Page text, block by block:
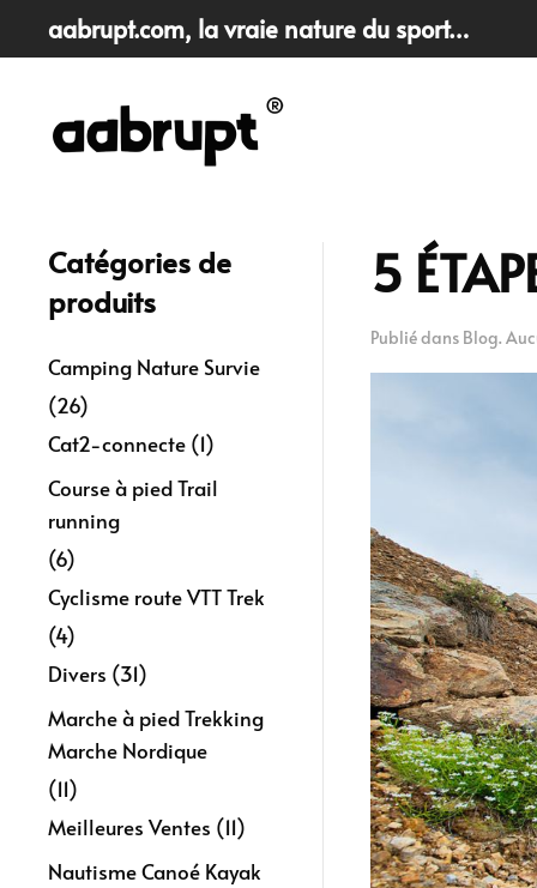
main
content
aabrupt.com, la vraie nature du sport…
5
Publié dans Blog.
Catégories de
produits
Camping Nature Survie
(26)
Cat2-connecte (1)
Course à pied Trail
running
(6)
Cyclisme route VTT Trek
(4)
Divers (31)
Marche à pied Trekking
Marche Nordique
(11)
Meilleures Ventes (11)
Nautisme Canoé Kayak